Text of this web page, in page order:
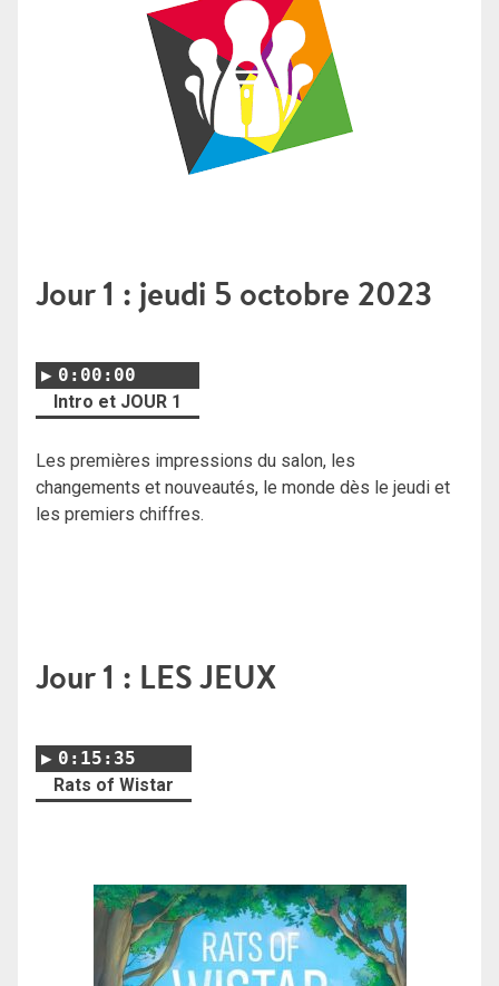
Jour 1 : jeudi 5 octobre 2023
0:00:00
Intro et JOUR 1
Les premières impressions du salon, les
changements et nouveautés, le monde dès le jeudi et
les premiers chiffres.
Jour 1 : LES JEUX
0:15:35
Rats of Wistar